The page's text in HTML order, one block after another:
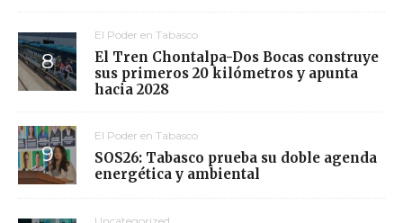
El Poder en Tabasco
El Tren Chontalpa-Dos Bocas construye
sus primeros 20 kilómetros y apunta
hacia 2028
El Poder en Tabasco
SOS26: Tabasco prueba su doble agenda
energética y ambiental